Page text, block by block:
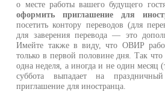
о месте работы вашего будущего
оформить приглашение для
посетить контору переводов (для
для заверения перевода — это
Имейте также в виду, что ОВИР
только в первой половине дня. Так
одна неделя, а иногда и не один месяц
суббота выпадает на
приглашение для иностранца.